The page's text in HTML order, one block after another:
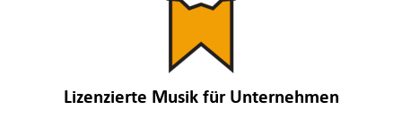
Lizenzierte Musik für Unternehmen